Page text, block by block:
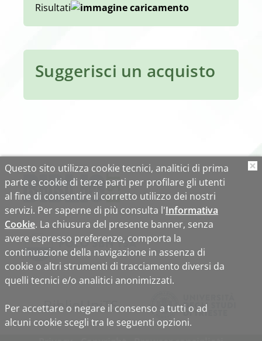
Risultati
Suggerisci un acquisto
BiblioUniTS
Questo sito utilizza cookie tecnici, analitici di prima
parte e cookie di terze parti per profilare gli utenti
al fine di consentire il corretto utilizzo dei nostri
servizi. Per saperne di più consulta l'Informativa
Cookie. La chiusura del presente banner, senza
avere espresso preferenze, comporta la
continuazione della navigazione in assenza di
cookie o altri strumenti di tracciamento diversi da
quelli tecnici e/o analitici anonimizzati.
Per accettare o negare il consenso a tutti o ad
alcuni cookie scegli tra le seguenti opzioni.